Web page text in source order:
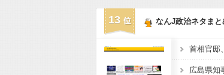
13 なんJ政治ネタまと
広島県知